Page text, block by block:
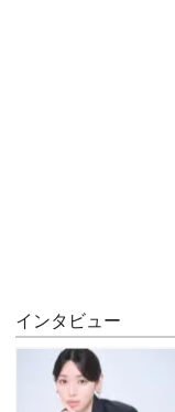
インタビュー